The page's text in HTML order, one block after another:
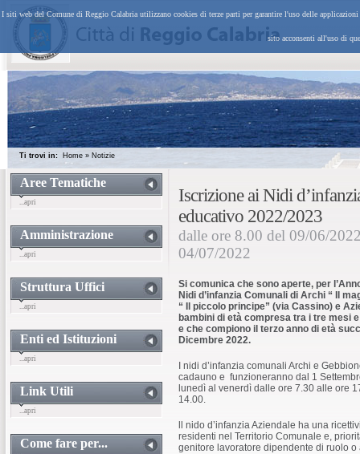
I siti web del Comune di Reggio Calabria utilizzano cookies di terze parti per garantire l'uso delle
sito acconsenti all'uso di
Ti trovi in: Home » Notizie
Aree Tematiche
...apri
Amministrazione
...apri
Struttura Uffici
...apri
Enti ed Istituzioni
...apri
Link Utili
...apri
Come fare per...
Iscrizione ai Nidi
educativo 2022/2023
dalle ore 8.00 del 09/06/
04/07/2022
Si comunica che sono aperte, per
Nidi d’infanzia Comunali di Archi “ Il
“ Il piccolo principe” (via Cassino) e
bambini di età compresa tra i tre mesi
e che compiono il terzo anno di età
Dicembre 2022.
I nidi d’infanzia comunali Archi e
cadauno e funzioneranno dal 1
lunedì al venerdì dalle ore 7.30 alle ore
14.00.
ll nido d’infanzia Aziendale ha una
residenti nel Territorio Comunale e,
genitore lavoratore dipendente di ruolo